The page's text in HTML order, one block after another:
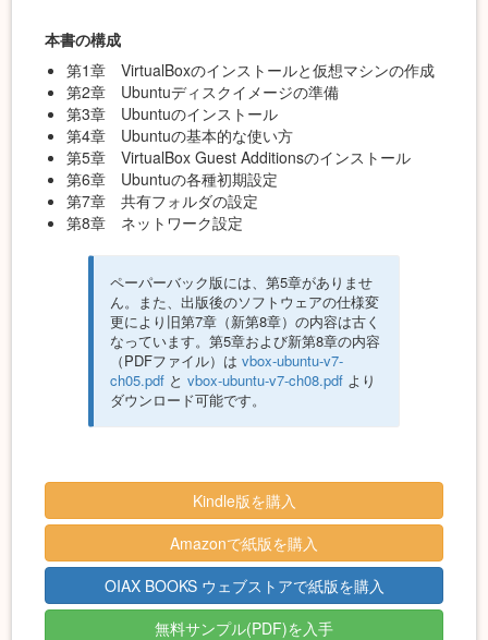
本書の構成
第1章 VirtualBoxのインストールと仮想マシンの作成
第2章 Ubuntuディスクイメージの準備
第3章 Ubuntuのインストール
第4章 Ubuntuの基本的な使い方
第5章 VirtualBox Guest Additionsのインストール
第6章 Ubuntuの各種初期設定
第7章 共有フォルダの設定
第8章 ネットワーク設定
ペーパーバック版には、第5章がありませ
ん。また、出版後のソフトウェアの仕様変
更により旧第7章（新第8章）の内容は古く
なっています。第5章および新第8章の内容
（PDFファイル）は vbox-ubuntu-v7-
ch05.pdf と vbox-ubuntu-v7-ch08.pdf より
ダウンロード可能です。
Kindle版を購入
Amazonで紙版を購入
OIAX BOOKS ウェブストアで紙版を購入
無料サンプル(PDF)を入手